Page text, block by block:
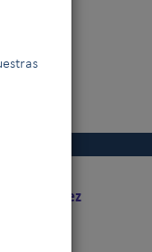
por el juez